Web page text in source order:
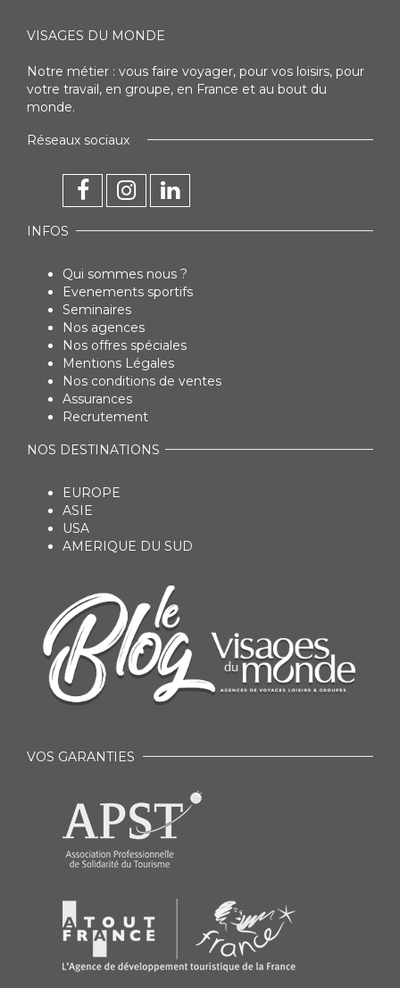
VISAGES DU MONDE
Notre métier : vous faire voyager, pour vos loisirs, pour
votre travail, en groupe, en France et au bout du
monde.
Réseaux sociaux
INFOS
Qui sommes nous ?
Evenements sportifs
Seminaires
Nos agences
Nos offres spéciales
Mentions Légales
Nos conditions de ventes
Assurances
Recrutement
NOS DESTINATIONS
EUROPE
ASIE
USA
AMERIQUE DU SUD
VOS GARANTIES